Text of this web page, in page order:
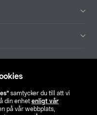
samtycker du till att vi
din enhet enligt vår
på vår webbplats,